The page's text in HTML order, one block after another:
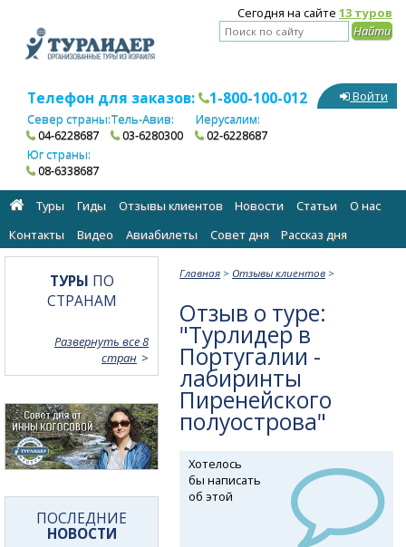
Сегодня на сайте 13 туров
Телефон для заказов: 1-800-100-012
Север страны:
04-6228687
Тель-Авив:
03-6280300
Иерусалим:
02-6228687
Юг страны:
08-6338687
Войти
Туры Гиды Отзывы клиентов Новости Статьи
О нас
Контакты
Видео Авиабилеты Cовет дня Рассказ дня
Главная > Отзывы клиентов >
Отзыв о туре:
"Турлидер в
Португалии -
лабиринты
Пиренейского
полуострова"
Хотелось
бы написать
об этой
ТУРЫ ПО
СТРАНАМ
Развернуть все 8
стран
ПОСЛЕДНИЕ
НОВОСТИ